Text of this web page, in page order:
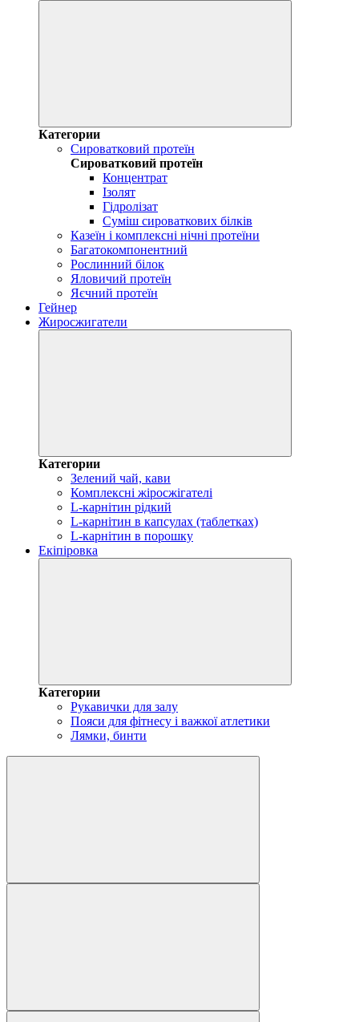
Категории
Сироватковий протеїн
Сироватковий протеїн
Концентрат
Ізолят
Гідролізат
Суміш сироваткових білків
Казеїн і комплексні нічні протеїни
Багатокомпонентний
Рослинний білок
Яловичий протеїн
Яєчний протеїн
Гейнер
Жиросжигатели
Категории
Зелений чай, кави
Комплексні жіросжігателі
L-карнітин рідкий
L-карнітин в капсулах (таблетках)
L-карнітин в порошку
Екіпіровка
Категории
Рукавички для залу
Пояси для фітнесу і важкої атлетики
Лямки, бинти